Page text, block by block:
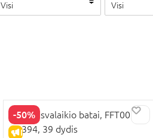
Visi Visi
-50%
IŠPARDAVIMAS
FILA laisvalaikio batai, FFT0054-
13394, 39 dydis